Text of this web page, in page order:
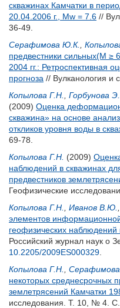
скважинах Камчатки в
20.04.2006 г., Mw = 7.6 //
36-49.
Серафимова Ю.К.
предвестники сильных(М ≥
2004 гг.: Ретроспективная
прогноза // Вулканология и
Копылова Г.Н.
Горбунова
(2009) Оценка
скважина» на основе
откликов уровня воды в
69-78.
Копылова Г.Н. (2009)
наблюдений в скважинах
предвестников
Геофизические
Копылова Г.Н.
Иванов В.Ю.
элементов
геофизических наблюдений
Российский журнал наук о
10.2205/2009ES000329
Копылова Г.Н.
некоторых среднесрочных
землетрясений Камчатки
исследования. Т. 10, № 4. С.